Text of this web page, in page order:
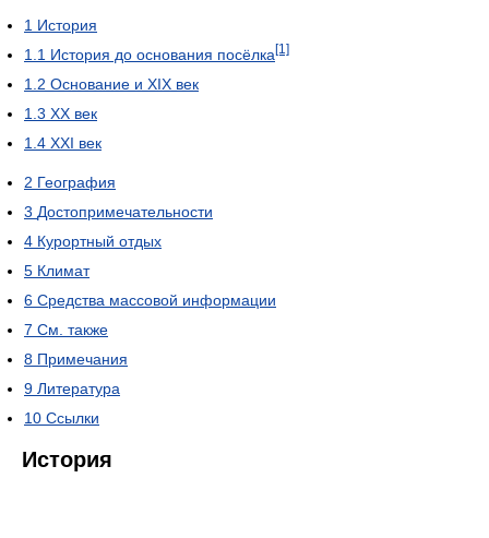
1 История
1.1 История до основания посёлка[1]
1.2 Основание и XIX век
1.3 ХХ век
1.4 ХХI век
2 География
3 Достопримечательности
4 Курортный отдых
5 Климат
6 Средства массовой информации
7 См. также
8 Примечания
9 Литература
10 Ссылки
История